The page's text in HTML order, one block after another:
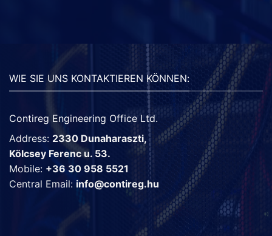
WIE SIE UNS KONTAKTIEREN KÖNNEN:
Contireg Engineering Office Ltd.
Address: 2330 Dunaharaszti,
Kölcsey Ferenc u. 53.
Mobile: +36 30 958 5521
Central Email: info@contireg.hu